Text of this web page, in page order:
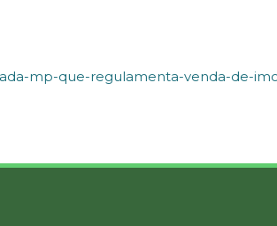
mp-que-regulamenta-venda-de-